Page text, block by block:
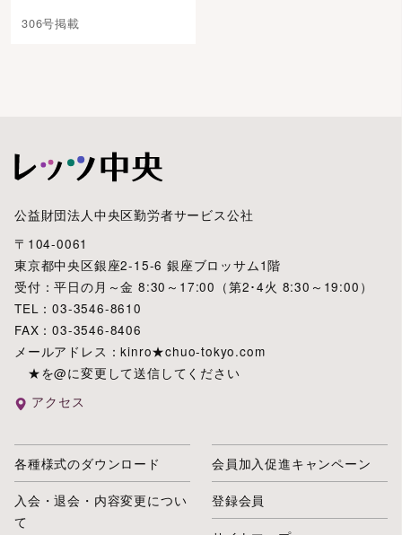
306号掲載
公益財団法人中央区勤労者サービス公社
〒104-0061
東京都中央区銀座2-15-6 銀座ブロッサム1階
受付：平日の月～金 8:30～17:00（第2･4火 8:30～19:00）
TEL：03-3546-8610
FAX：03-3546-8406
メールアドレス：kinro★chuo-tokyo.com
★を@に変更して送信してください
アクセス
各種様式のダウンロード
入会・退会・内容変更につい
て
会員加入促進キャンペーン
登録会員